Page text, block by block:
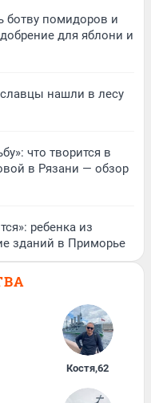
ботву помидоров и
для яблони и
нашли в лесу
что творится в
в Рязани — обзор
ребенка из
зданий в Приморье
Костя,62